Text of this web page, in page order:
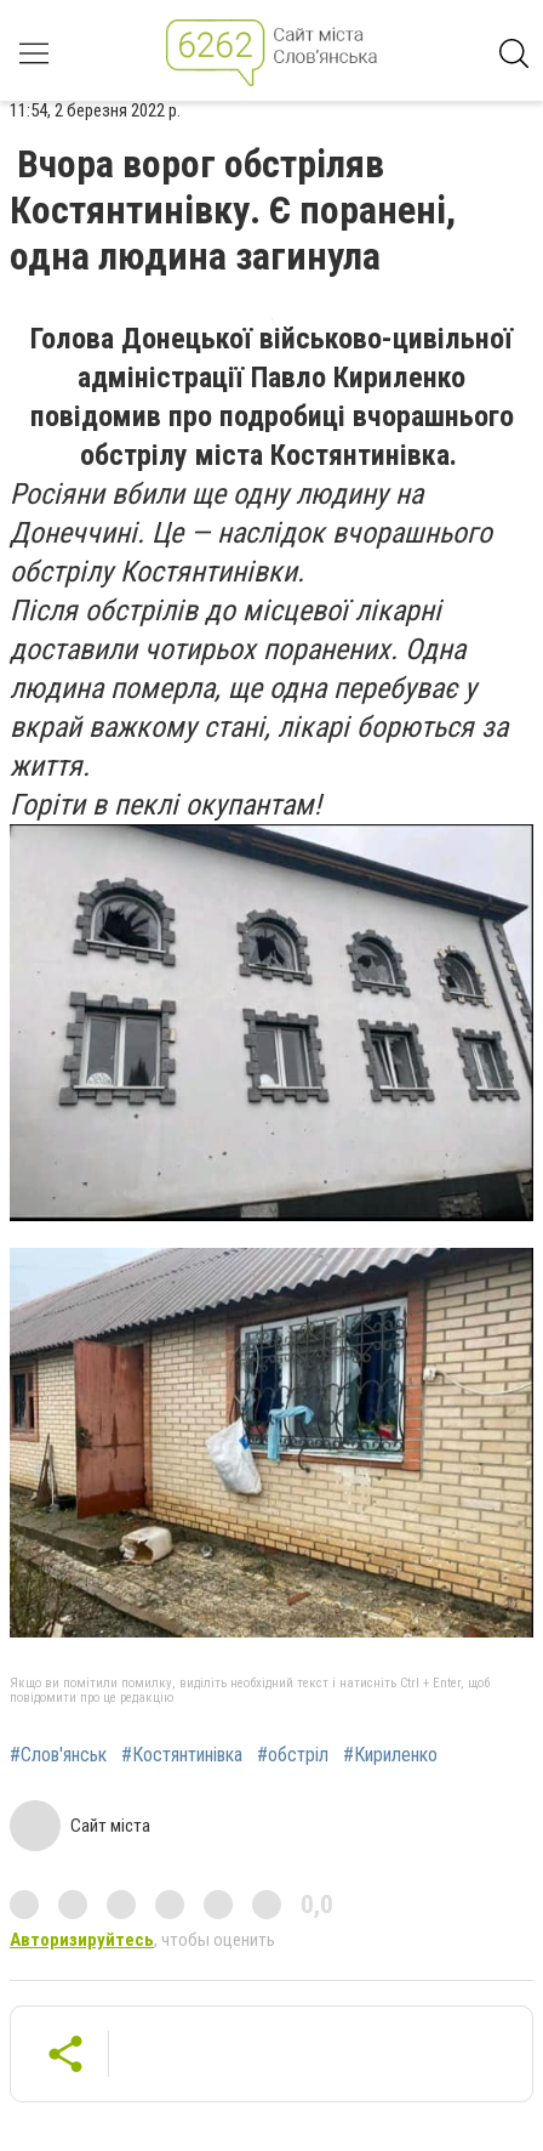
11:54, 2 березня 2022 р.
Вчора ворог обстріляв
Костянтинівку. Є поранені,
одна людина загинула
Голова Донецької військово-цивільної
адміністрації Павло Кириленко
повідомив про подробиці вчорашнього
обстрілу міста Костянтинівка.
Росіяни вбили ще одну людину на
Донеччині. Це — наслідок вчорашнього
обстрілу Костянтинівки.
Після обстрілів до місцевої лікарні
доставили чотирьох поранених. Одна
людина померла, ще одна перебуває у
вкрай важкому стані, лікарі борються за
життя.
Горіти в пеклі окупантам!
Якщо ви помітили помилку, виділіть необхідний текст і натисніть Ctrl + Enter, щоб
повідомити про це редакцію
#Слов'янськ #Костянтинівка #обстріл #Кириленко
Сайт міста
0,0
Авторизируйтесь, чтобы оценить